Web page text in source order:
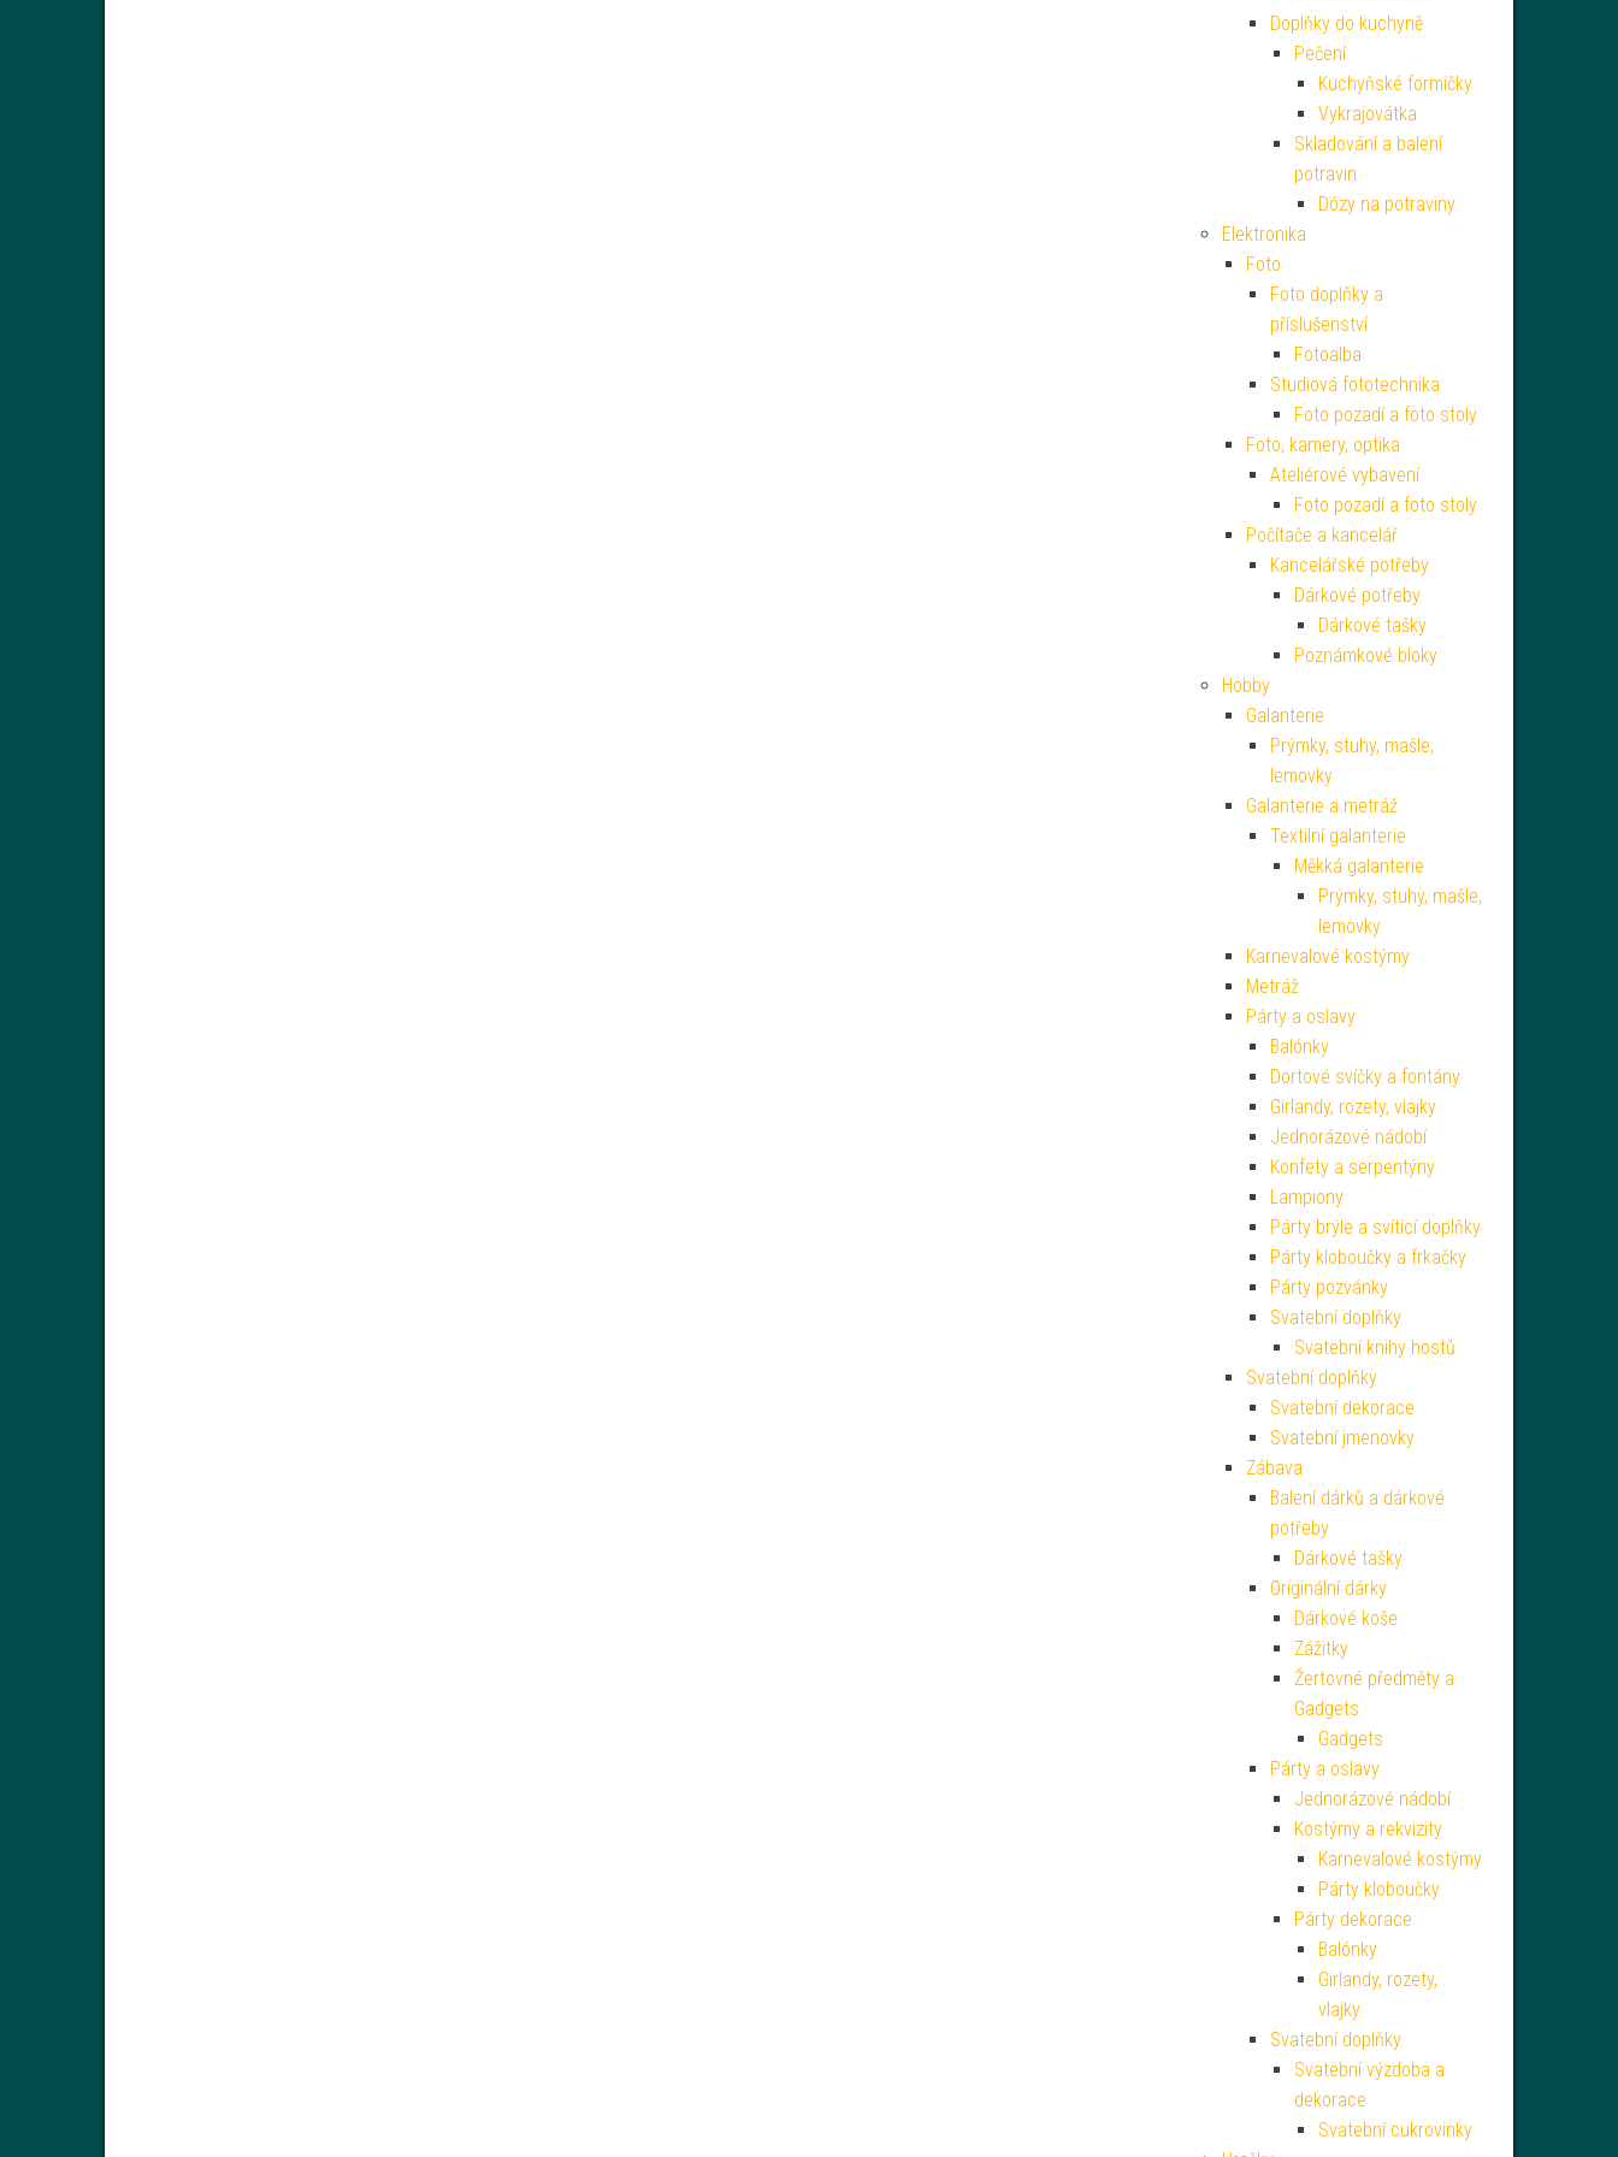
Doplňky do kuchyně
Pečení
Kuchyňské formičky
Vykrajovátka
Skladování a balení
potravin
Dózy na potraviny
Elektronika
Foto
Foto doplňky a
příslušenství
Fotoalba
Studiová fototechnika
Foto pozadí a foto stoly
Foto, kamery, optika
Ateliérové vybavení
Foto pozadí a foto stoly
Počítače a kancelář
Kancelářské potřeby
Dárkové potřeby
Dárkové tašky
Poznámkové bloky
Hobby
Galanterie
Prýmky, stuhy, mašle,
lemovky
Galanterie a metráž
Textilní galanterie
Měkká galanterie
Prýmky, stuhy, mašle,
lemovky
Karnevalové kostýmy
Metráž
Párty a oslavy
Balónky
Dortové svíčky a fontány
Girlandy, rozety, vlajky
Jednorázové nádobí
Konfety a serpentýny
Lampiony
Párty brýle a svítící doplňky
Párty kloboučky a frkačky
Párty pozvánky
Svatební doplňky
Svatební knihy hostů
Svatební doplňky
Svatební dekorace
Svatební jmenovky
Zábava
Balení dárků a dárkové
potřeby
Dárkové tašky
Originální dárky
Dárkové koše
Zážitky
Žertovné předměty a
Gadgets
Gadgets
Párty a oslavy
Jednorázové nádobí
Kostýmy a rekvizity
Karnevalové kostýmy
Párty kloboučky
Párty dekorace
Balónky
Girlandy, rozety,
vlajky
Svatební doplňky
Svatební výzdoba a
dekorace
Svatební cukrovinky